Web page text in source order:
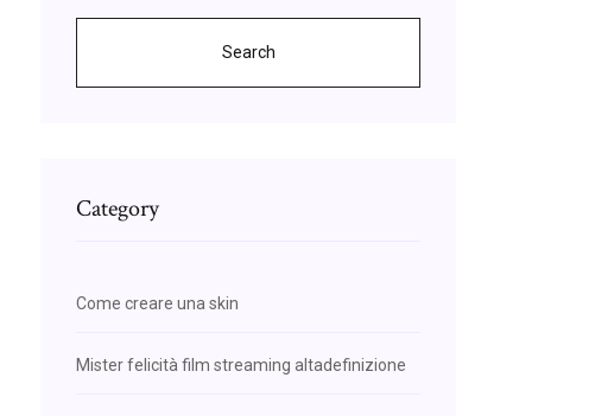
Search
Category
Come creare una skin
Mister felicità film streaming altadefinizione